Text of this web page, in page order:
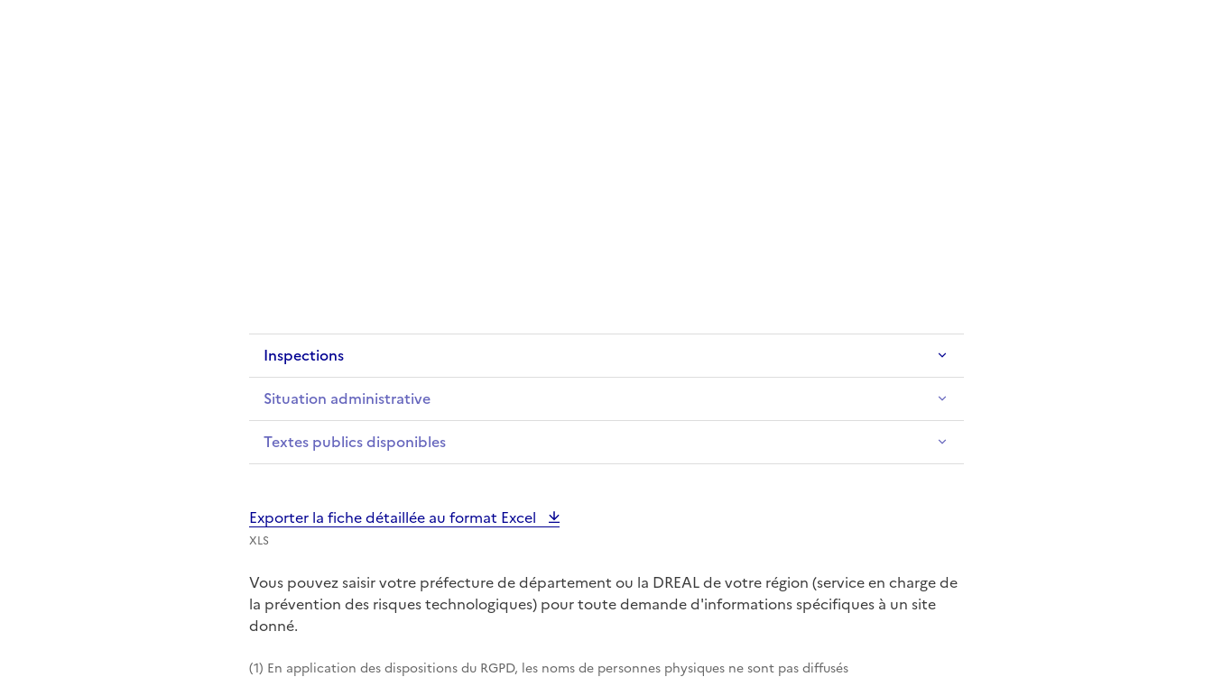
Inspections
Situation administrative
Textes publics disponibles
Exporter la fiche détaillée au format Excel
XLS
Vous pouvez saisir votre préfecture de département ou la DREAL de votre région (service en charge de
la prévention des risques technologiques) pour toute demande d'informations spécifiques à un site
donné.
(1) En application des dispositions du RGPD, les noms de personnes physiques ne sont pas diffusés